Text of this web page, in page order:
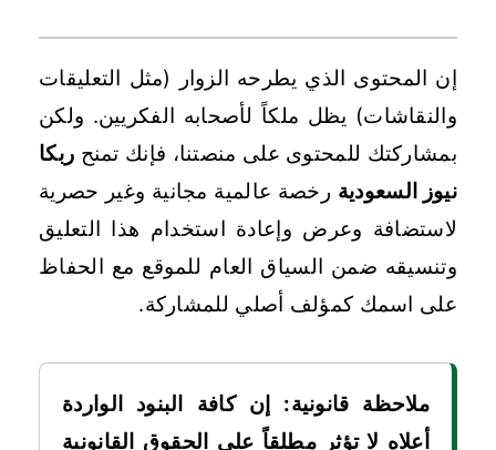
إن المحتوى الذي يطرحه الزوار (مثل التعليقات
والنقاشات) يظل ملكاً لأصحابه الفكريين. ولكن
بمشاركتك للمحتوى على منصتنا، فإنك تمنح ربكا
نيوز السعودية رخصة عالمية مجانية وغير حصرية
لاستضافة وعرض وإعادة استخدام هذا التعليق
وتنسيقه ضمن السياق العام للموقع مع الحفاظ
على اسمك كمؤلف أصلي للمشاركة.
ملاحظة قانونية: إن كافة البنود الواردة
أعلاه لا تؤثر مطلقاً على الحقوق القانونية